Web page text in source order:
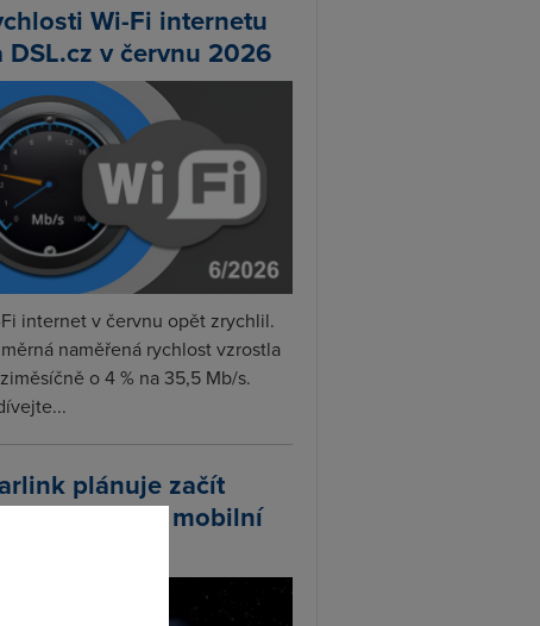
Wi-Fi internetu
DSL.cz v červnu 2026
internet v červnu opět zrychlil.
naměřená rychlost vzrostla
o 4 % na 35,5 Mb/s.
plánuje začít
vlastní mobilní